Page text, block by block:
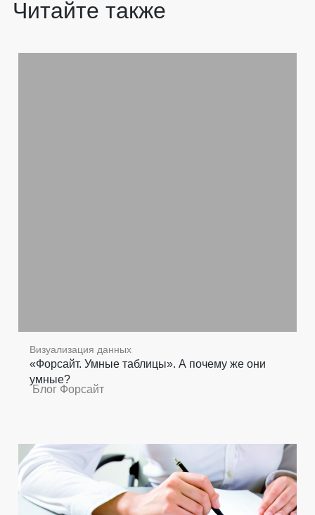
Читайте также
Визуализация данных
«Форсайт. Умные таблицы». А почему же они
умные?
Блог Форсайт